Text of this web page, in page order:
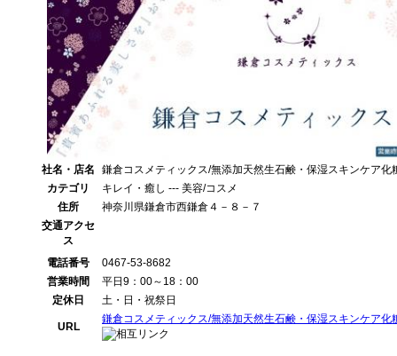
社名・店名
鎌倉コスメティックス/無添加天然生石鹸・保湿スキンケア化
カテゴリ
キレイ・癒し --- 美容/コスメ
住所
神奈川県鎌倉市西鎌倉４－８－７
交通アクセ
ス
電話番号
0467-53-8682
営業時間
平日9：00～18：00
定休日
土・日・祝祭日
URL
鎌倉コスメティックス/無添加天然生石鹸・保湿スキンケア化